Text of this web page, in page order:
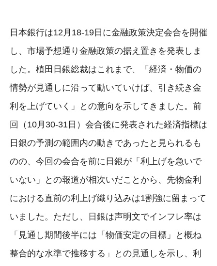
日本銀行は12月18-19日に金融政策決定会合を開催
し、市場予想通り金融政策の据え置きを発表しま
した。植田日銀総裁はこれまで、「経済・物価の
情勢が見通しに沿って動いていけば、引き続き金
利を上げていく」との意向を示してきました。前
回（10月30-31日）会合後に発表された経済指標は
日銀の予測の範囲内の動きであったと見られるも
のの、今回の会合を前に日銀が「利上げを急いで
いない」との報道が相次いだことから、先物金利
における直前の利上げ織り込みは1割強に留まって
いました。ただし、日銀は声明文でインフレ率は
「見通し期間後半には「物価安定の目標」と概ね
整合的な水準で推移する」との見通しを示し、利